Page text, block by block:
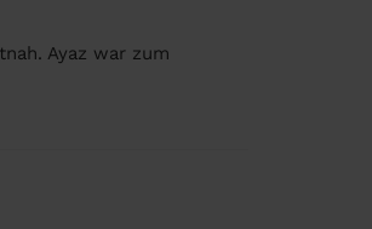
Ayaz war zum